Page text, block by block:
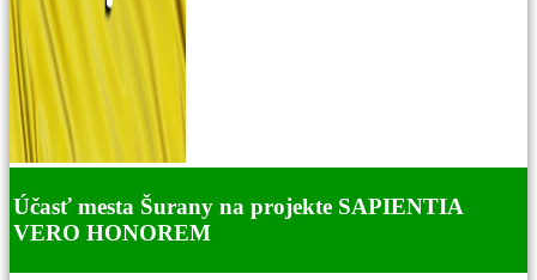
Účasť mesta Šurany na projekte SAPIENTIA
VERO HONOREM